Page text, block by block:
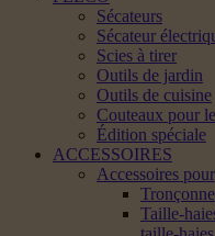
Sécateurs
Sécateur
Scies à tirer
Outils de jardin
Outils de cuisine
Couteaux pour
Édition spéciale
ACCESSOIRES
Accessoires pour
Taille-